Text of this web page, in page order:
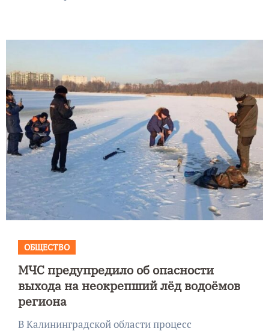
ОБЩЕСТВО
МЧС предупредило об опасности
выхода на неокрепший лёд водоёмов
региона
В Калининградской области процесс